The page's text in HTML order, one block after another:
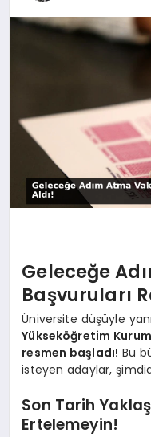
YAŞAM
Geleceğe
Başvuruları
Üniversite düşüyle
Yükseköğretim
resmen başladı! Bu
isteyen adaylar,
Son Tarih
Ertelemeyin!